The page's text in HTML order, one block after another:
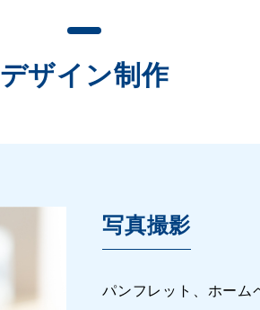
デザイン制作
写真撮影
パンフレット、ホーム